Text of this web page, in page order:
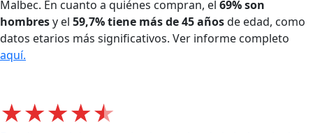
Malbec. En cuanto a quiénes compran, el 69% son
hombresy el 59,7% tiene más de 45 añosde edad, como
datos etarios más significativos. Ver informe completo
aquí.
★★★★★